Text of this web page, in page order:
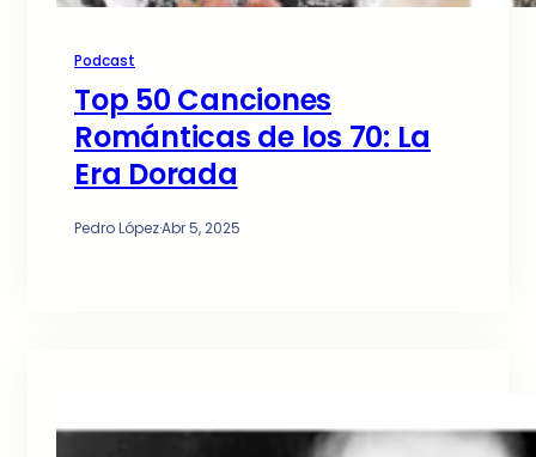
Podcast
Top 50 Canciones
Románticas de los 70: La
Era Dorada
Pedro López·Abr 5, 2025